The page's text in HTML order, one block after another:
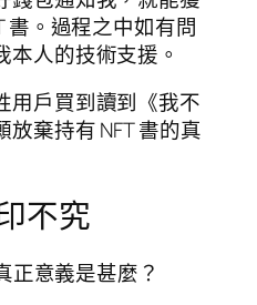
書。過程之中如有問
人的技術支援。
用戶買到讀到《我不
棄持有 NFT 書的真
不究
正意義是甚麼？